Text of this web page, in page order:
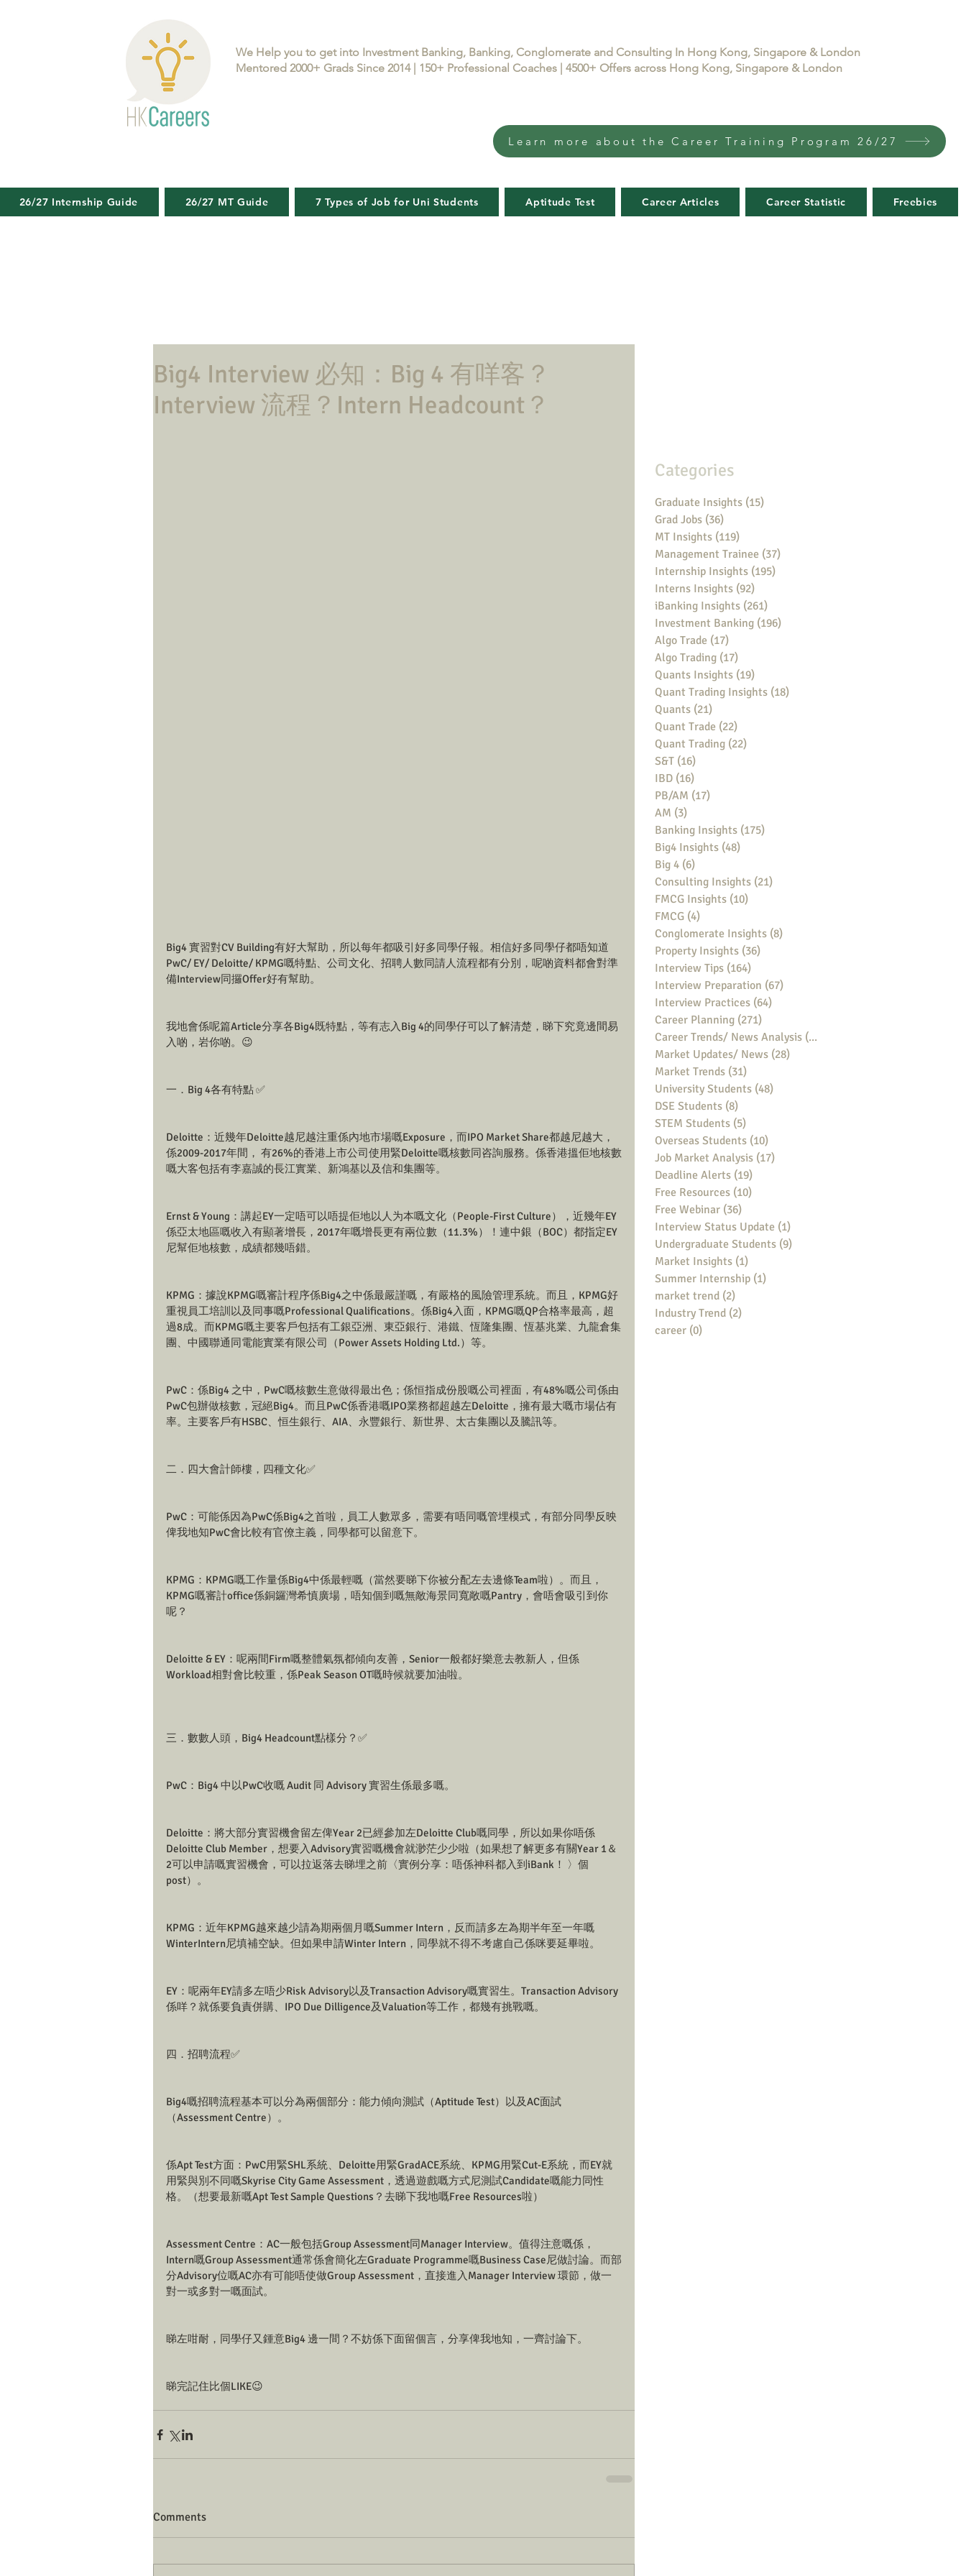
We Help you to get into Investment Banking, Banking, Conglomerate and Consulting In Hong Kong, Singapore & London
Mentored 2000+ Grads Since 2014 | 150+ Professional Coaches | 4500+ Offers across Hong Kong, Singapore & London
Learn more about the Career Training Program 26/27
26/27 Internship Guide 26/27 MT Guide 7 Types of Job for Uni Students Aptitude Test Career Articles Career Statistic Freebies
Big4 Interview 必知：Big 4 有咩客？
Interview 流程？Intern Headcount？
Big4 實習對CV Building有好大幫助，所以每年都吸引好多同學仔報。相信好多同學仔都唔知道
PwC/ EY/ Deloitte/ KPMG嘅特點、公司文化、招聘人數同請人流程都有分別，呢啲資料都會對準
備Interview同攞Offer好有幫助。
我地會係呢篇Article分享各Big4既特點，等有志入Big 4的同學仔可以了解清楚，睇下究竟邊間易
入啲，岩你啲。😉
一．Big 4各有特點 ✅
Deloitte：近幾年Deloitte越尼越注重係內地市場嘅Exposure，而IPO Market Share都越尼越大，
係2009-2017年間， 有26%的香港上市公司使用緊Deloitte嘅核數同咨詢服務。係香港搵佢地核數
嘅大客包括有李嘉誠的長江實業、新鴻基以及信和集團等。
Ernst & Young：講起EY一定唔可以唔提佢地以人为本嘅文化（People-First Culture），近幾年EY
係亞太地區嘅收入有顯著增長，2017年嘅增長更有兩位數（11.3%）！連中銀（BOC）都指定EY
尼幫佢地核數，成績都幾唔錯。
KPMG：據說KPMG嘅審計程序係Big4之中係最嚴謹嘅，有嚴格的風險管理系統。而且，KPMG好
重視員工培訓以及同事嘅Professional Qualifications。係Big4入面，KPMG嘅QP合格率最高，超
過8成。而KPMG嘅主要客戶包括有工銀亞洲、東亞銀行、港鐵、恆隆集團、恆基兆業、九龍倉集
團、中國聯通同電能實業有限公司（Power Assets Holding Ltd.）等。
PwC：係Big4 之中，PwC嘅核數生意做得最出色；係恒指成份股嘅公司裡面，有48%嘅公司係由
PwC包辦做核數，冠絕Big4。而且PwC係香港嘅IPO業務都超越左Deloitte，擁有最大嘅市場佔有
率。主要客戶有HSBC、恒生銀行、AIA、永豐銀行、新世界、太古集團以及騰訊等。
二．四大會計師樓，四種文化✅
PwC：可能係因為PwC係Big4之首啦，員工人數眾多，需要有唔同嘅管埋模式，有部分同學反映
俾我地知PwC會比較有官僚主義，同學都可以留意下。
KPMG：KPMG嘅工作量係Big4中係最輕嘅（當然要睇下你被分配左去邊條Team啦）。而且，
KPMG嘅審計office係銅鑼灣希慎廣場，唔知個到嘅無敵海景同寬敞嘅Pantry，會唔會吸引到你
呢？
Deloitte & EY：呢兩間Firm嘅整體氣氛都傾向友善，Senior一般都好樂意去教新人，但係
Workload相對會比較重，係Peak Season OT嘅時候就要加油啦。
三．數數人頭，Big4 Headcount點樣分？✅
PwC：Big4 中以PwC收嘅 Audit 同 Advisory 實習生係最多嘅。
Deloitte：將大部分實習機會留左俾Year 2已經參加左Deloitte Club嘅同學，所以如果你唔係
Deloitte Club Member，想要入Advisory實習嘅機會就渺茫少少啦（如果想了解更多有關Year 1＆
2可以申請嘅實習機會，可以拉返落去睇埋之前〈實例分享：唔係神科都入到iBank！ 〉個
post）。
KPMG：近年KPMG越來越少請為期兩個月嘅Summer Intern，反而請多左為期半年至一年嘅
WinterIntern尼填補空缺。但如果申請Winter Intern，同學就不得不考慮自己係咪要延畢啦。
EY：呢兩年EY請多左唔少Risk Advisory以及Transaction Advisory嘅實習生。Transaction Advisory
係咩？就係要負責併購、IPO Due Dilligence及Valuation等工作，都幾有挑戰嘅。
四．招聘流程✅
Big4嘅招聘流程基本可以分為兩個部分：能力傾向測試（Aptitude Test）以及AC面試
（Assessment Centre）。
係Apt Test方面：PwC用緊SHL系統、Deloitte用緊GradACE系統、KPMG用緊Cut-E系統，而EY就
用緊與別不同嘅Skyrise City Game Assessment，透過遊戲嘅方式尼測試Candidate嘅能力同性
格。（想要最新嘅Apt Test Sample Questions？去睇下我地嘅Free Resources啦）
Assessment Centre：AC一般包括Group Assessment同Manager Interview。值得注意嘅係，
Intern嘅Group Assessment通常係會簡化左Graduate Programme嘅Business Case尼做討論。而部
分Advisory位嘅AC亦有可能唔使做Group Assessment，直接進入Manager Interview 環節，做一
對一或多對一嘅面試。
睇左咁耐，同學仔又鍾意Big4 邊一間？不妨係下面留個言，分享俾我地知，一齊討論下。
睇完記住比個LIKE😉
Comments
Categories
Graduate Insights (15)
Grad Jobs (36)
MT Insights (119)
Management Trainee (37)
Internship Insights (195)
Interns Insights (92)
iBanking Insights (261)
Investment Banking (196)
Algo Trade (17)
Algo Trading (17)
Quants Insights (19)
Quant Trading Insights (18)
Quants (21)
Quant Trade (22)
Quant Trading (22)
S&T (16)
IBD (16)
PB/AM (17)
AM (3)
Banking Insights (175)
Big4 Insights (48)
Big 4 (6)
Consulting Insights (21)
FMCG Insights (10)
FMCG (4)
Conglomerate Insights (8)
Property Insights (36)
Interview Tips (164)
Interview Preparation (67)
Interview Practices (64)
Career Planning (271)
Career Trends/ News Analysis (148)
Market Updates/ News (28)
Market Trends (31)
University Students (48)
DSE Students (8)
STEM Students (5)
Overseas Students (10)
Job Market Analysis (17)
Deadline Alerts (19)
Free Resources (10)
Free Webinar (36)
Interview Status Update (1)
Undergraduate Students (9)
Market Insights (1)
Summer Internship (1)
market trend (2)
Industry Trend (2)
career (0)